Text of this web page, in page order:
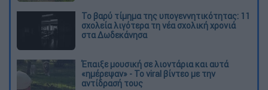
Το βαρύ τίμημα της υπογεννητικότητας: 11
σχολεία λιγότερα τη νέα σχολική χρονιά
στα Δωδεκάνησα
Έπαιξε μουσική σε λιοντάρια και αυτά
«ημέρεψαν» - Το viral βίντεο με την
αντίδρασή τους